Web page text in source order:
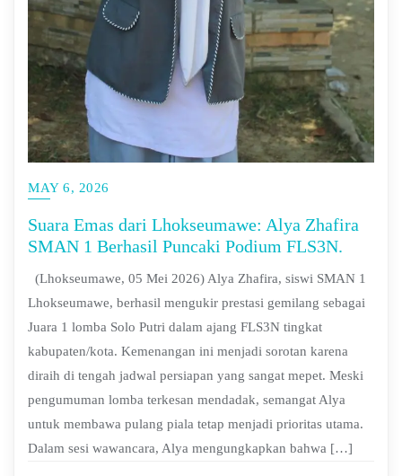
MAY 6, 2026
Suara Emas dari Lhokseumawe: Alya Zhafira
SMAN 1 Berhasil Puncaki Podium FLS3N.
(Lhokseumawe, 05 Mei 2026) Alya Zhafira, siswi SMAN 1
Lhokseumawe, berhasil mengukir prestasi gemilang sebagai
Juara 1 lomba Solo Putri dalam ajang FLS3N tingkat
kabupaten/kota. Kemenangan ini menjadi sorotan karena
diraih di tengah jadwal persiapan yang sangat mepet. Meski
pengumuman lomba terkesan mendadak, semangat Alya
untuk membawa pulang piala tetap menjadi prioritas utama.
Dalam sesi wawancara, Alya mengungkapkan bahwa […]